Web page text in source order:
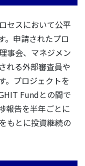
セスにおいて公平
。申請されたプロ
事会、マネジメン
れる外部審査員や
。プロジェクトを
Fundとの間で
報告を半年ごとに
もとに投資継続の